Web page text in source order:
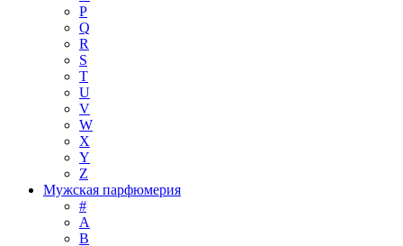
P
Q
R
S
T
U
V
W
X
Y
Z
Мужская парфюмерия
#
A
B